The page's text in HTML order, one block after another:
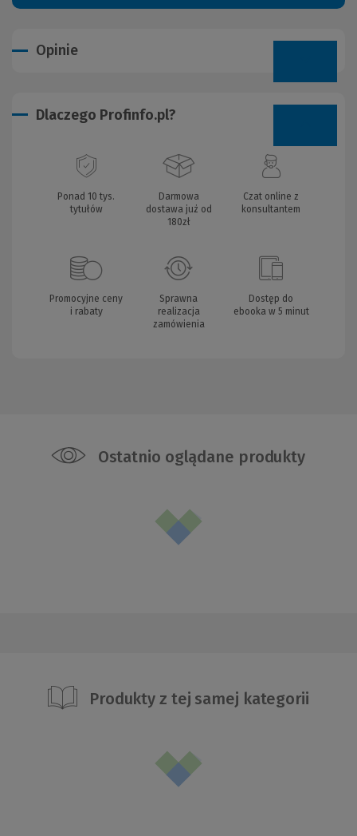
Opinie
Dlaczego Profinfo.pl?
Ponad 10 tys.
tytułów
Darmowa
dostawa już od
180zł
Czat online z
konsultantem
Promocyjne ceny
i rabaty
Sprawna
realizacja
zamówienia
Dostęp do
ebooka w 5 minut
Ostatnio oglądane produkty
Produkty z tej samej kategorii